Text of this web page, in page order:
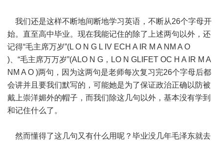
我们还是这样不断地间断地学习英语，不断从26个字母开
始。直至高中毕业。现在我能记住的除了上述两句以外，还
记得“毛主席万岁”(L O N G L IV ECH A IR M A NM A O
)、“毛主席万万岁”(ALO N G，LO N GLIFET OC H A IR M A
NM A O )两句，因为这两句是老师每次复习完26个字母后都
会讲并且要我们默写的，可能她是为了保证政治正确以防被
戴上崇洋媚外的帽子，而我们除这几句以外，基本没有学到
和记住什么了。
然而懂得了这几句又有什么用呢？毕业没几年毛泽东就去